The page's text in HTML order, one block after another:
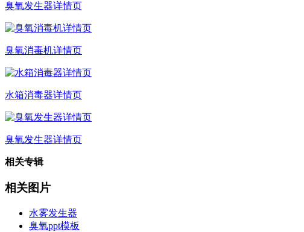
臭氧发生器详情页
臭氧消毒机详情页
水箱消毒器详情页
臭氧发生器详情页
相关专辑
相关图片
水雾发生器
臭氧ppt模板